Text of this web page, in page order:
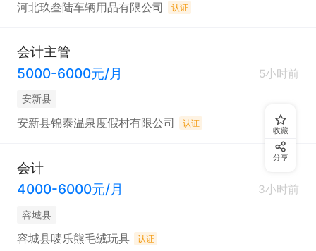
河北玖叁陆车辆用品有限公司 认证
会计主管
5000-6000元/月
5小时前
安新县
安新县锦泰温泉度假村有限公司 认证
会计
4000-6000元/月
3小时前
容城县
容城县唛乐熊毛绒玩具 认证
收藏
分享